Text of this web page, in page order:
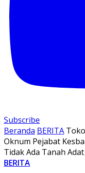
Subscribe
Beranda BERITA
Oknum Pejabat
Tidak Ada Tanah Adat
BERITA